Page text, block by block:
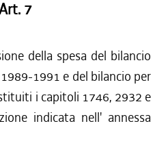
7
della spesa del bilancio
1991 e del bilancio per
i capitoli 1746, 2932 e
indicata nell' annessa